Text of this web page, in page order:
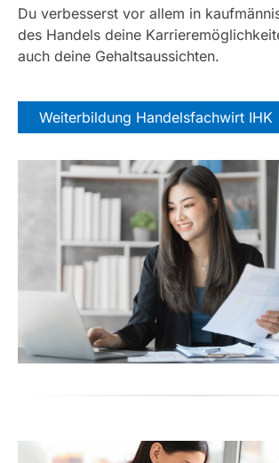
Du verbesserst vor allem in
des Handels deine
auch deine Gehaltsaussichten.
Weiterbildung Handelsfachwirt IHK